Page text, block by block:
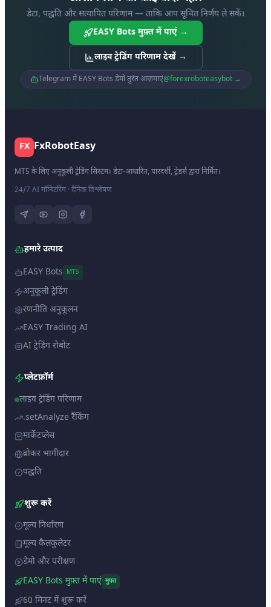
डेटा, पद्धति और सत्यापित परिणाम — ताकि आप सूचित निर्णय ले सकें।
EASY Bots मुफ़्त में पाएं →
लाइव ट्रेडिंग परिणाम देखें →
Telegram में EASY Bots डेमो तुरंत आज़माएं@forexroboteasybot →
FX FxRobotEasy
MT5 के लिए अनुकूली ट्रेडिंग सिस्टम। डेटा-आधारित, पारदर्शी, ट्रेडर्स द्वारा निर्मित।
24/7 AI मॉनिटरिंग · दैनिक विश्लेषण
हमारे उत्पाद
EASY Bots
MT5
अनुकूली ट्रेडिंग
रणनीति अनुकूलन
EASY Trading AI
AI ट्रेडिंग रोबोट
प्लेटफ़ॉर्म
लाइव ट्रेडिंग परिणाम
.setAnalyze रैंकिंग
मार्केटप्लेस
ब्रोकर भागीदार
पद्धति
शुरू करें
मूल्य निर्धारण
मूल्य कैलकुलेटर
डेमो और परीक्षण
EASY Bots मुफ़्त में पाएं मुफ़्त
60 मिनट में शुरू करें